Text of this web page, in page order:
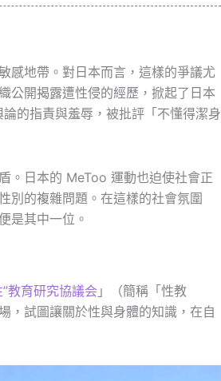
感地帶。對日本而言，這樣的爭議尤
公開揭露遭性侵的經歷，掀起了日本
的指責與羞辱，被批評「不懂得潔身
。日本的 MeToo 運動也迫使社會正
別的複雜問題。在這樣的社會氛圍
是其中一位。
教育研究協議会 」（簡稱「性教
，試圖讓關於性與身體的知識，在自